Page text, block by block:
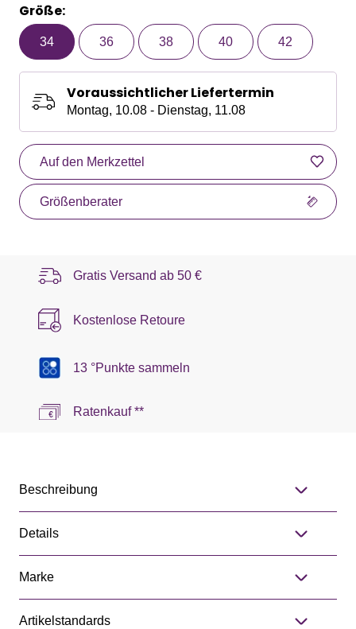
Größe:
34 36 38 40 42
Voraussichtlicher Liefertermin
Montag, 10.08 - Dienstag, 11.08
Auf den Merkzettel
Größenberater
Gratis Versand ab 50 €
Kostenlose Retoure
13 °Punkte sammeln
Ratenkauf **
Beschreibung
Details
Marke
Artikelstandards